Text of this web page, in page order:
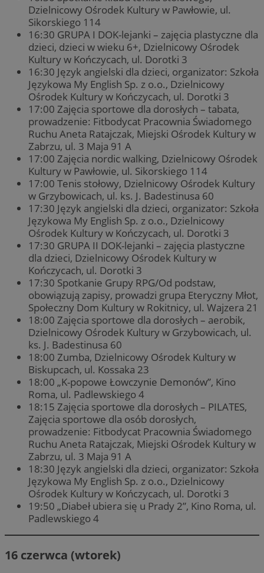
Dzielnicowy Ośrodek Kultury w Pawłowie, ul.
Sikorskiego 114
16:30 GRUPA I DOK-lejanki – zajęcia plastyczne dla
dzieci, dzieci w wieku 6+, Dzielnicowy Ośrodek
Kultury w Kończycach, ul. Dorotki 3
16:30 Język angielski dla dzieci, organizator: Szkoła
Językowa My English Sp. z o.o., Dzielnicowy
Ośrodek Kultury w Kończycach, ul. Dorotki 3
17:00 Zajęcia sportowe dla dorosłych – tabata,
prowadzenie: Fitbodycat Pracownia Świadomego
Ruchu Aneta Ratajczak, Miejski Ośrodek Kultury w
Zabrzu, ul. 3 Maja 91 A
17:00 Zajęcia nordic walking, Dzielnicowy Ośrodek
Kultury w Pawłowie, ul. Sikorskiego 114
17:00 Tenis stołowy, Dzielnicowy Ośrodek Kultury
w Grzybowicach, ul. ks. J. Badestinusa 60
17:30 Język angielski dla dzieci, organizator: Szkoła
Językowa My English Sp. z o.o., Dzielnicowy
Ośrodek Kultury w Kończycach, ul. Dorotki 3
17:30 GRUPA II DOK-lejanki – zajęcia plastyczne
dla dzieci, Dzielnicowy Ośrodek Kultury w
Kończycach, ul. Dorotki 3
17:30 Spotkanie Grupy RPG/Od podstaw,
obowiązują zapisy, prowadzi grupa Eteryczny Młot,
Społeczny Dom Kultury w Rokitnicy, ul. Wajzera 21
18:00 Zajęcia sportowe dla dorosłych – aerobik,
Dzielnicowy Ośrodek Kultury w Grzybowicach, ul.
ks. J. Badestinusa 60
18:00 Zumba, Dzielnicowy Ośrodek Kultury w
Biskupcach, ul. Kossaka 23
18:00 „K-popowe Łowczynie Demonów”, Kino
Roma, ul. Padlewskiego 4
18:15 Zajęcia sportowe dla dorosłych – PILATES,
Zajęcia sportowe dla osób dorosłych,
prowadzenie: Fitbodycat Pracownia Świadomego
Ruchu Aneta Ratajczak, Miejski Ośrodek Kultury w
Zabrzu, ul. 3 Maja 91 A
18:30 Język angielski dla dzieci, organizator: Szkoła
Językowa My English Sp. z o.o., Dzielnicowy
Ośrodek Kultury w Kończycach, ul. Dorotki 3
19:50 „Diabeł ubiera się u Prady 2”, Kino Roma, ul.
Padlewskiego 4
16 czerwca (wtorek)